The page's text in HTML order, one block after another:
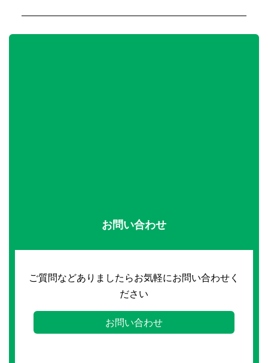
お問い合わせ
ご質問などありましたらお気軽にお問い合わせく
ださい
お問い合わせ